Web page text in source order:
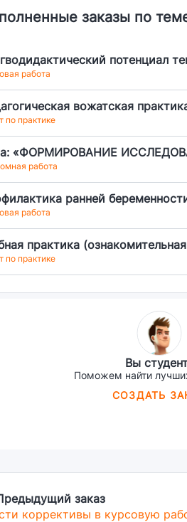
заказы по
потенциал
работа
вожатская
по практике
«ФОРМИРОВАНИЕ
работа
ранней
работа
практика
по практике
Вы
Поможем найти
СОЗДАТЬ
заказ
коррективы в курсовую